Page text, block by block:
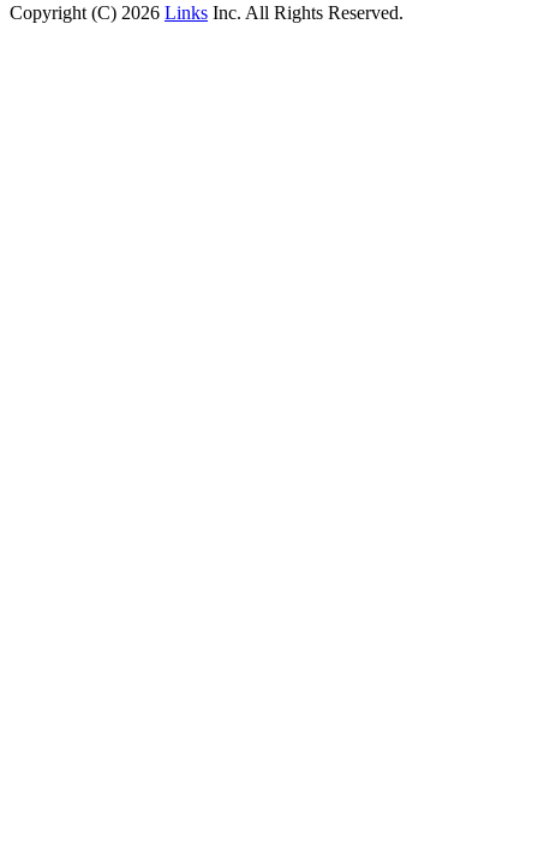
Copyright (C) 2026 Links Inc. All Rights Reserved.